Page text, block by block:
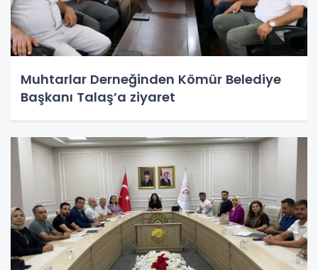
Muhtarlar Derneğinden Kömür Belediye
Başkanı Talaş’a ziyaret